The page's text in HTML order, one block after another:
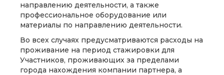
направлению деятельности, а также
профессиональное оборудование или
материалы по направлению деятельности.
Во всех случаях предусматриваются расходы на
проживание на период стажировки для
Участников, проживающих за пределами
города нахождения компании партнера, а